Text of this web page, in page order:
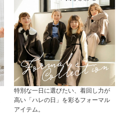
特別な一日に選びたい、着回し力が
高い「ハレの日」を彩るフォーマル
アイテム。